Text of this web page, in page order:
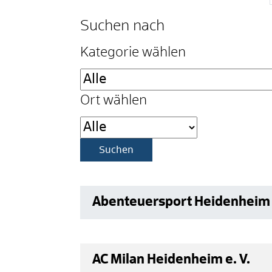
Suchen nach
Kategorie wählen
Ort wählen
Abenteuersport Heidenheim
AC Milan Heidenheim e. V.